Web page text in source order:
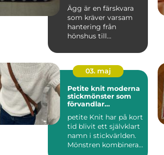
Ägg är en färskvara
som kräver varsam
hantering från
hönshus till
om någon har ...
03. maj
Petite knit moderna
stickmönster som
förvandlar
petite Knit har på kort
tid blivit ett självklart
namn i stickvärlden.
Mönstren kombinerar